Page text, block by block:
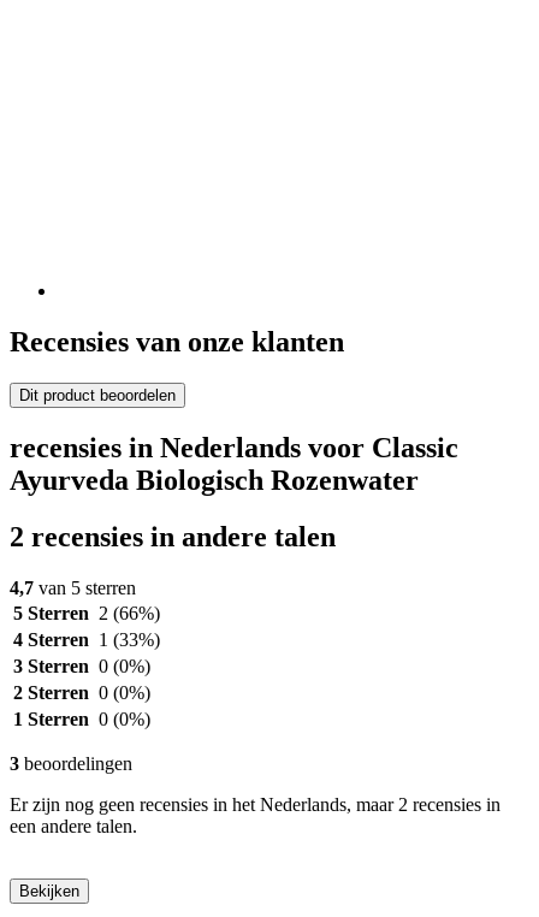
Recensies van onze klanten
Dit product beoordelen
recensies in Nederlands voor Classic
Ayurveda Biologisch Rozenwater
2 recensies in andere talen
4,7 van 5 sterren
5 Sterren 2 (66%)
4 Sterren 1 (33%)
3 Sterren 0 (0%)
2 Sterren 0 (0%)
1 Sterren 0 (0%)
3 beoordelingen
Er zijn nog geen recensies in het Nederlands, maar 2 recensies in
een andere talen.
Bekijken